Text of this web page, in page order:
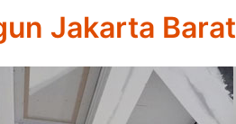
Jakarta Barat